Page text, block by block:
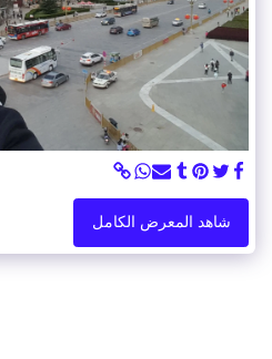
شاهد المعرض الكامل